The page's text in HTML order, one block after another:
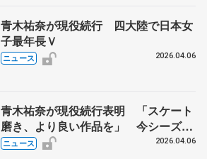
青木祐奈が現役続行 四大陸で日本女
子最年長Ｖ
ニュース 2026.04.06
青木祐奈が現役続行表明 「スケート
磨き、より良い作品を」 今シーズン
四大陸選手権を初制覇
ニュース 2026.04.06